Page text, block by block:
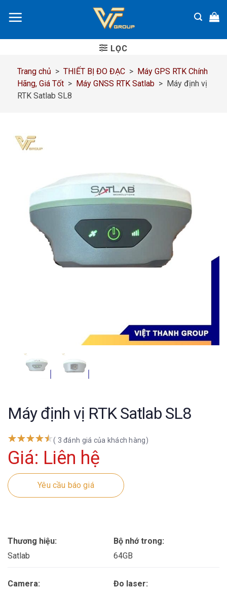
đến
dung
LỌC
Trang chủ > THIẾT BỊ ĐO ĐẠC > Máy GPS RTK Chính
Hãng, Giá Tốt > Máy GNSS RTK Satlab > Máy định vị
RTK Satlab SL8
Máy định vị RTK Satlab SL8
( 3 đánh giá của khách hàng)
Giá: Liên hệ
Yêu cầu báo giá
Thương hiệu:
Satlab
Bộ nhớ trong:
64GB
Camera:
Đo laser: